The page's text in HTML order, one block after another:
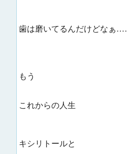
歯は磨いてるんだけどな
もう
これからの人生
キシリトールと